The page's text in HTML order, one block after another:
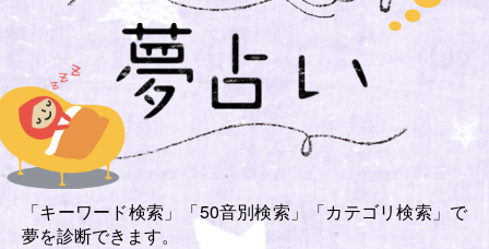
「キーワード検索」「50音別検索」「カテゴリ検索」で
夢を診断できます。